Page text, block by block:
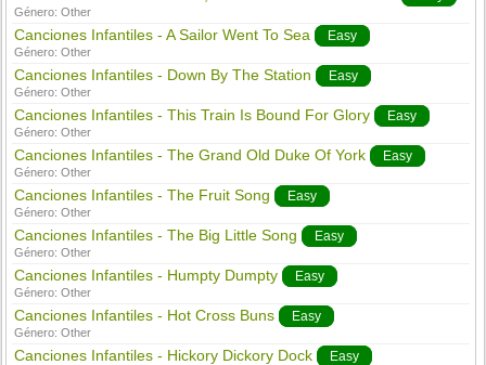
Género:Other
Canciones Infantiles - A Sailor Went To Sea Easy
Género:Other
Canciones Infantiles - Down By The Station Easy
Género:Other
Canciones Infantiles - This Train Is Bound For Glory Easy
Género:Other
Canciones Infantiles - The Grand Old Duke Of York Easy
Género:Other
Canciones Infantiles - The Fruit Song Easy
Género:Other
Canciones Infantiles - The Big Little Song Easy
Género:Other
Canciones Infantiles - Humpty Dumpty Easy
Género:Other
Canciones Infantiles - Hot Cross Buns Easy
Género:Other
Canciones Infantiles - Hickory Dickory Dock Easy